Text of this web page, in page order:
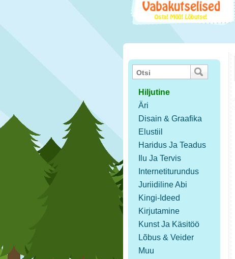
Hiljutine
Äri
Disain & Graafika
Elustiil
Haridus Ja Teadus
Ilu Ja Tervis
Internetiturundus
Juriidiline Abi
Kingi-Ideed
Kirjutamine
Kunst Ja Käsitöö
Lõbus & Veider
Muu